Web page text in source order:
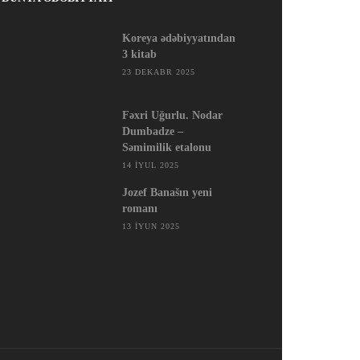
Koreya ədəbiyyatından
3 kitab
23 DEKABR 2025
Fəxri Uğurlu. Nodar
Dumbadze –
Səmimilik etalonu
14 İYUL 2025
Jozef Banašın yeni
romanı
13 İYUN 2025